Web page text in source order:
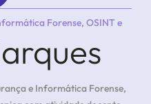
Forense, OSINT e
e Informática Forense,